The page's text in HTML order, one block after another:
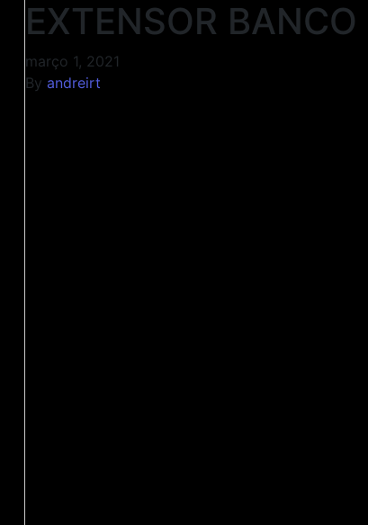
EXTENSOR
março 1, 2021
By andreirt